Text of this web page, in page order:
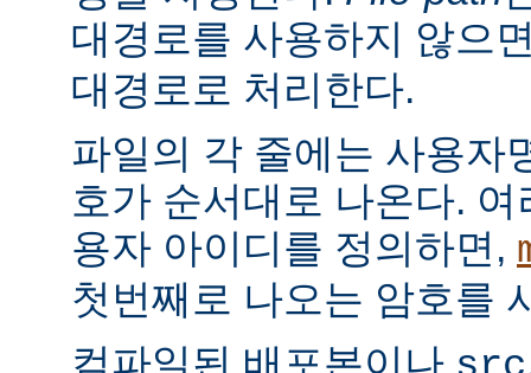
대경로를 사용하지 않으
대경로로 처리한다.
파일의 각 줄에는 사용자
호가 순서대로 나온다.
용자 아이디를 정의하면,
첫번째로 나오는 암호를
컴파일된 배포본이나